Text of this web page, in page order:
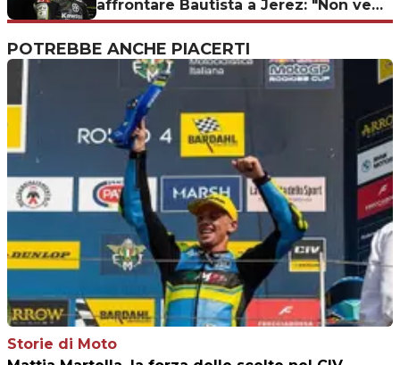
affrontare Bautista a Jerez: "Non vedo
l'ora"
POTREBBE ANCHE PIACERTI
Storie di Moto